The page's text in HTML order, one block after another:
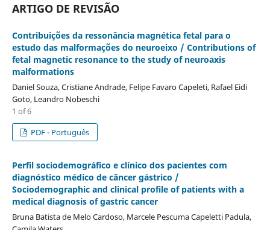
ARTIGO DE REVISÃO
Contribuições da ressonância magnética fetal para o
estudo das malformações do neuroeixo / Contributions of
fetal magnetic resonance to the study of neuroaxis
malformations
Daniel Souza, Cristiane Andrade, Felipe Favaro Capeleti, Rafael Eidi
Goto, Leandro Nobeschi
1 of 6
PDF - Português
Perfil sociodemográfico e clínico dos pacientes com
diagnóstico médico de câncer gástrico /
Sociodemographic and clinical profile of patients with a
medical diagnosis of gastric cancer
Bruna Batista de Melo Cardoso, Marcele Pescuma Capeletti Padula,